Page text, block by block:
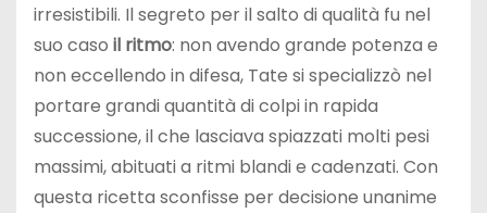
irresistibili. Il segreto per il salto di qualità fu nel
suo caso il ritmo: non avendo grande potenza e
non eccellendo in difesa, Tate si specializzò nel
portare grandi quantità di colpi in rapida
successione, il che lasciava spiazzati molti pesi
massimi, abituati a ritmi blandi e cadenzati. Con
questa ricetta sconfisse per decisione unanime